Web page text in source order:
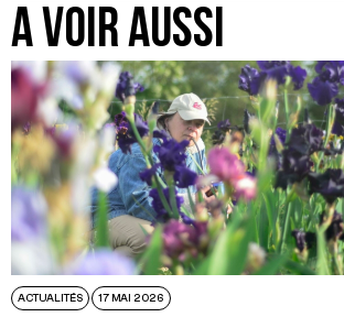
A VOIR AUSSI
ACTUALITÉS 17 MAI 2026